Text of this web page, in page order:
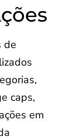
de
caps,
em